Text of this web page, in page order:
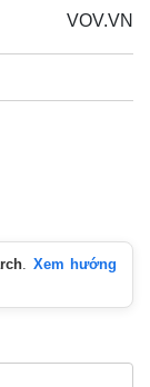
VOV.VN
Xem hướng